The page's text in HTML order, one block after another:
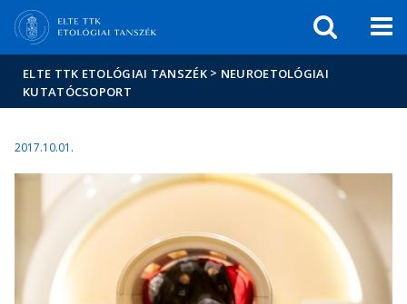
sajtóban
ELTE TTK ETOLÓGIAI TANSZÉK > NEUROETOLÓGIAI
KUTATÓCSOPORT
2017.10.01.